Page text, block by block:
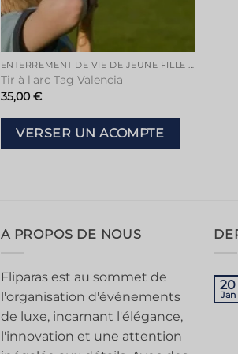
ENTERREMENT DE VIE DE JEUNE FILLE À VALENCE
Tir à l'arc Tag Valencia
35,00 €
VERSER UN ACOMPTE
A PROPOS DE NOUS
Fliparas est au sommet de
l'organisation d'événements
de luxe, incarnant l'élégance,
l'innovation et une attention
20
Jan